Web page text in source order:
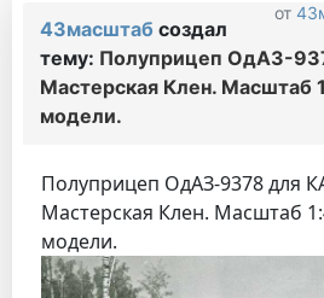
от
43масштаб создал
тему: Полуприцеп ОдАЗ-
Мастерская Клен. Масштаб
модели.
Полуприцеп ОдАЗ-9378 для
Мастерская Клен. Масштаб
модели.